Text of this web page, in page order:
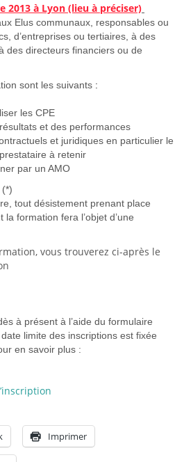
2013 à Lyon (lieu à préciser)
Elus communaux, responsables ou
d’entreprises ou tertiaires, à des
des directeurs financiers ou de
sont les suivants :
les CPE
et des performances
et juridiques en particulier le
à retenir
par un AMO
tout désistement prenant place
formation fera l’objet d’une
vous trouverez ci-après le
à présent à l’aide du formulaire
limite des inscriptions est fixée
en savoir plus :
Imprimer